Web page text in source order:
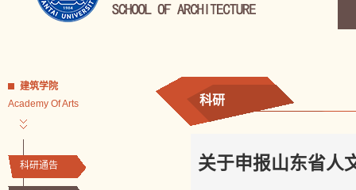
建筑学院
Academy Of Arts
科研通告
科研
关于申报山东省人